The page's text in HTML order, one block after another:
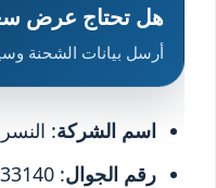
هل تحتاج عرض
أرسل بيانات الشحنة
اسم الشركة:
رقم الجوال: 0560533140.